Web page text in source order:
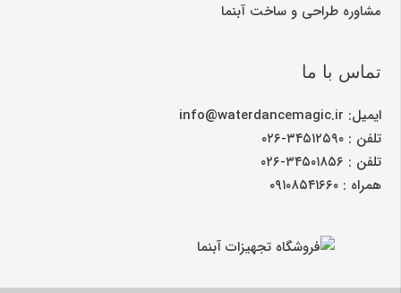
مشاوره طراحی و ساخت آبنما
تماس با ما
ایمیل: info@waterdancemagic.ir
تلفن : ۳۴۵۱۲۵۹۰-۰۲۶
تلفن : ۳۴۵۰۱۸۵۶-۰۲۶
همراه : ۰۹۱۰۸۵۴۱۶۶۰